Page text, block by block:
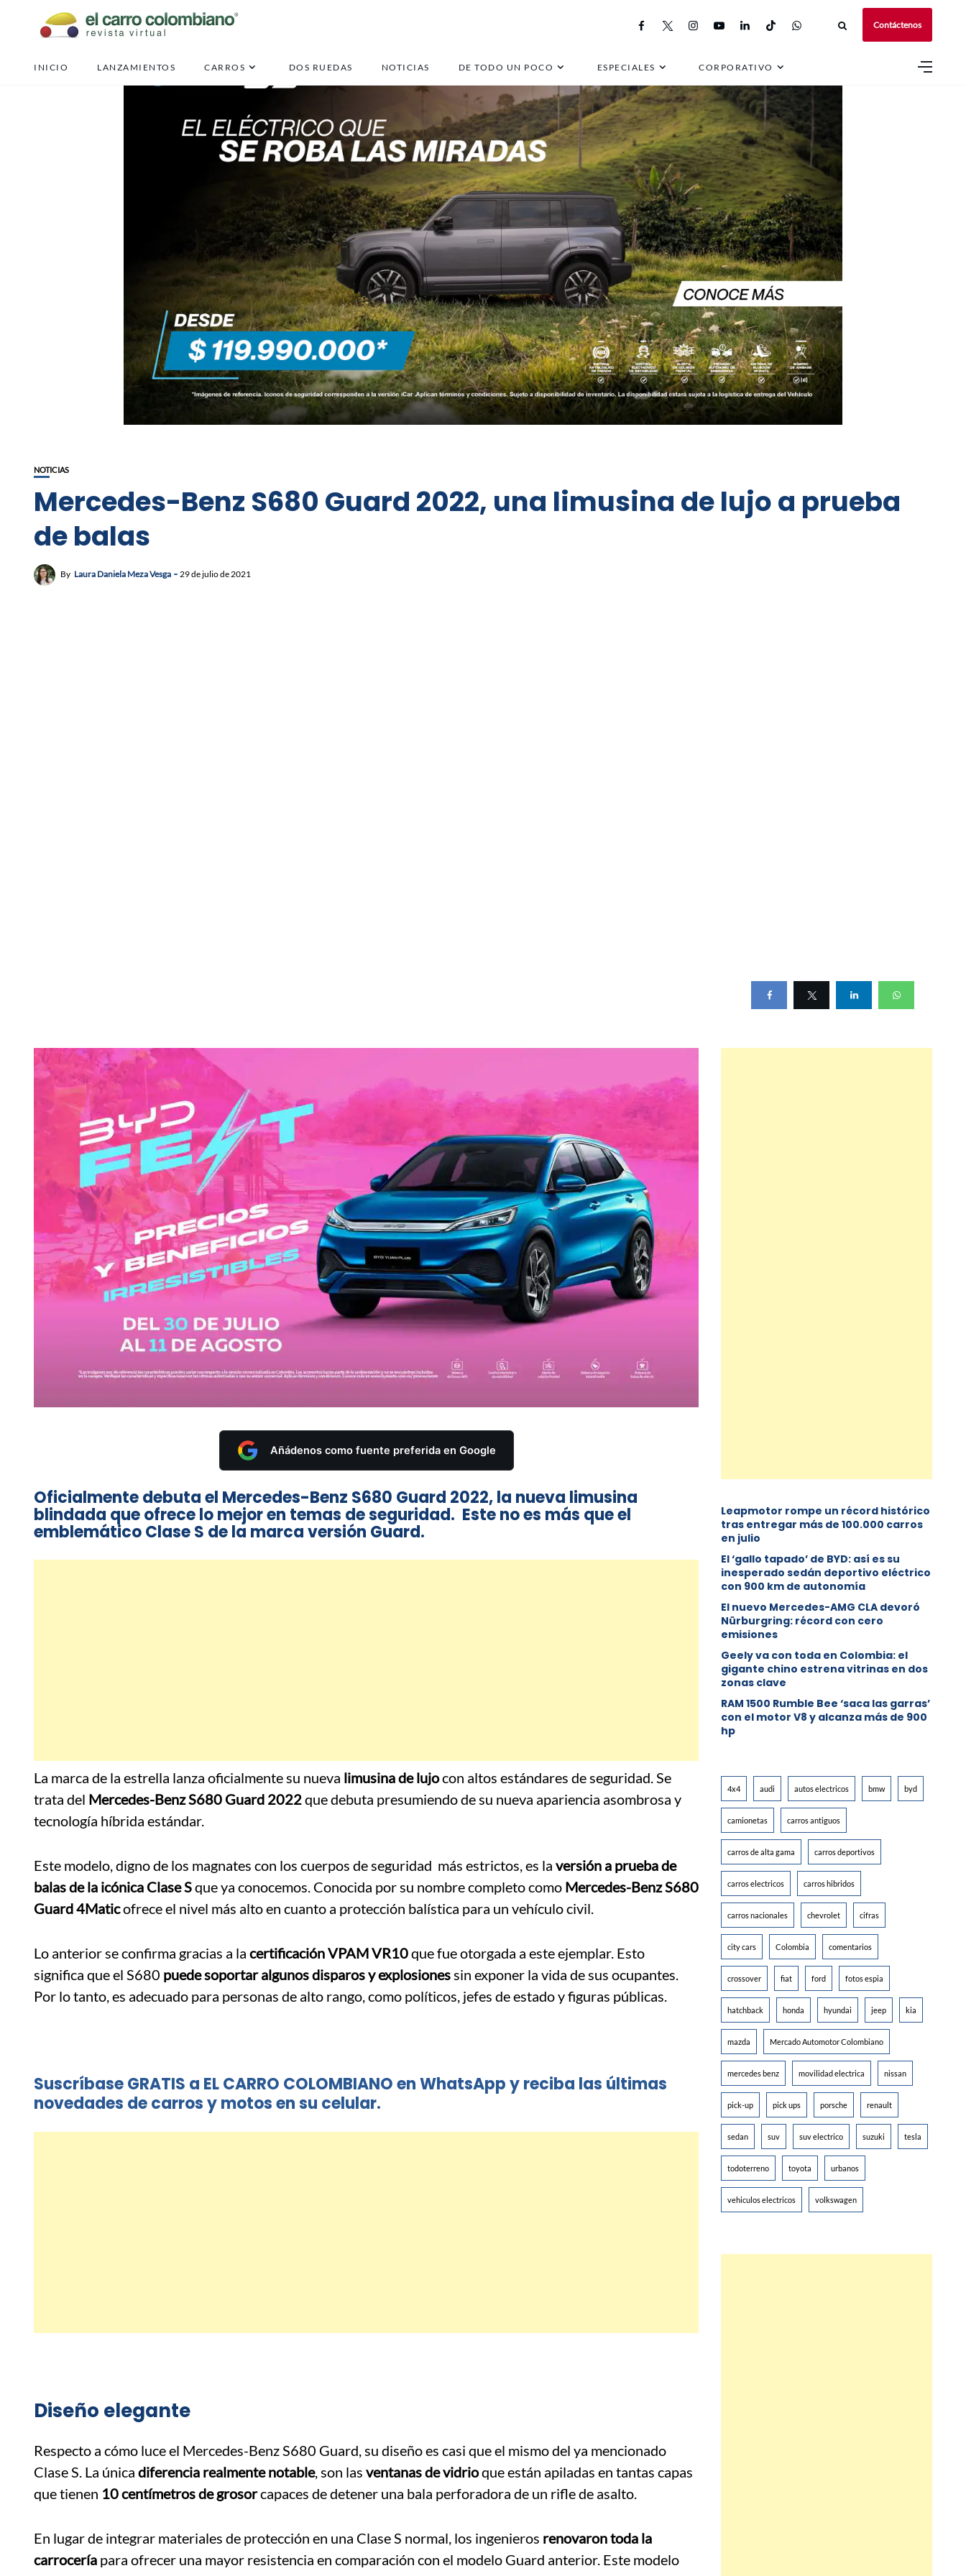
Contáctenos
INICIO LANZAMIENTOS CARROS DOS RUEDAS NOTICIAS DE TODO UN POCO ESPECIALES CORPORATIVO
NOTICIAS
Mercedes-Benz S680 Guard 2022, una limusina de lujo a prueba
de balas
By Laura Daniela Meza Vesga 29 de julio de 2021
Añádenos como fuente preferida en Google
Oficialmente debuta el Mercedes-Benz S680 Guard 2022, la nueva limusina
blindada que ofrece lo mejor en temas de seguridad. Este no es más que el
emblemático Clase S de la marca versión Guard.
La marca de la estrella lanza oficialmente su nueva limusina de lujocon altos estándares de seguridad. Se
trata del Mercedes-Benz S680 Guard 2022que debuta presumiendo de su nueva apariencia asombrosa y
tecnología híbrida estándar.
Este modelo, digno de los magnates con los cuerpos de seguridad más estrictos, es la versión a prueba de
balas de la icónica Clase Sque ya conocemos. Conocida por su nombre completo como Mercedes-Benz S680
Guard 4Maticofrece el nivel más alto en cuanto a protección balística para un vehículo civil.
Lo anterior se confirma gracias a la certificación VPAM VR10que fue otorgada a este ejemplar. Esto
significa que el S680 puede soportar algunos disparos y explosionessin exponer la vida de sus ocupantes.
Por lo tanto, es adecuado para personas de alto rango, como políticos, jefes de estado y figuras públicas.
Suscríbase GRATIS a EL CARRO COLOMBIANO en WhatsApp y reciba las últimas
novedades de carros y motos en su celular.
Diseño elegante
Respecto a cómo luce el Mercedes-Benz S680 Guard, su diseño es casi que el mismo del ya mencionado
Clase S. La única diferencia realmente notable, son las ventanas de vidrioque están apiladas en tantas capas
que tienen 10 centímetros de grosorcapaces de detener una bala perforadora de un rifle de asalto.
En lugar de integrar materiales de protección en una Clase S normal, los ingenieros renovaron toda la
carrocería para ofrecer una mayor resistencia en comparación con el modelo Guard anterior. Este modelo
Leapmotor rompe un récord histórico
tras entregar más de 100.000 carros
en julio
El ‘gallo tapado’ de BYD: así es su
inesperado sedán deportivo eléctrico
con 900 km de autonomía
El nuevo Mercedes-AMG CLA devoró
Nürburgring: récord con cero
emisiones
Geely va con toda en Colombia: el
gigante chino estrena vitrinas en dos
zonas clave
RAM 1500 Rumble Bee ‘saca las garras’
con el motor V8 y alcanza más de 900
hp
4x4 audi autos electricos bmw byd
camionetas carros antiguos
carros de alta gama carros deportivos
carros electricos carros hibridos
carros nacionales chevrolet cifras
city cars Colombia comentarios
crossover fiat ford fotos espia
hatchback honda hyundai jeep kia
mazda Mercado Automotor Colombiano
mercedes benz movilidad electrica nissan
pick-up pick ups porsche renault
sedan suv suv electrico suzuki tesla
todoterreno toyota urbanos
vehiculos electricos volkswagen